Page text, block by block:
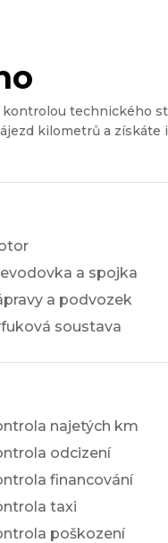
technického
kilometrů a
a spojka
a podvozek
soustava
najetých km
odcizení
financování
taxi
poškození